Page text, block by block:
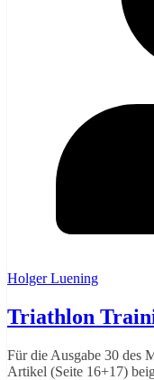
Holger Luening
Triathlon
Für die Ausgabe 30 des
Artikel (Seite 16+17)